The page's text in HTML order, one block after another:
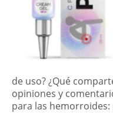
de uso? ¿Qué
opiniones y
para las